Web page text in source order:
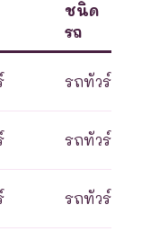
ชนิด
รถ
รถทัวร์
รถทัวร์
รถทัวร์